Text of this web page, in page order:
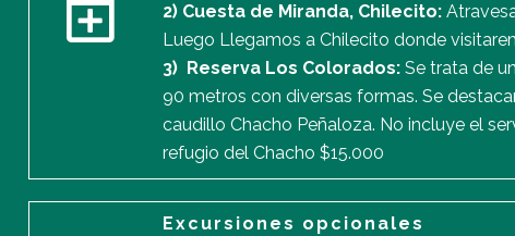
2) Cuesta de Miranda, Chilecito:
Luego Llegamos a Chilecito donde
3) Reserva Los Colorados:Se trata de
90 metros con diversas formas. Se
caudillo Chacho Peñaloza. No incluye el
refugio del Chacho $15.000
Excursiones opcionales